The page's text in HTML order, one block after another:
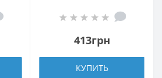
шток
413грн
КУПИТЬ